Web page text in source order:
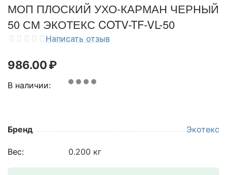
МОП ПЛОСКИЙ УХО-КАРМАН ЧЕРНЫЙ
50 СМ ЭКОТЕКС COTV-TF-VL-50
Написать отзыв
986.00₽
В наличии:
Бренд Экотекс
Вес: 0.200 кг